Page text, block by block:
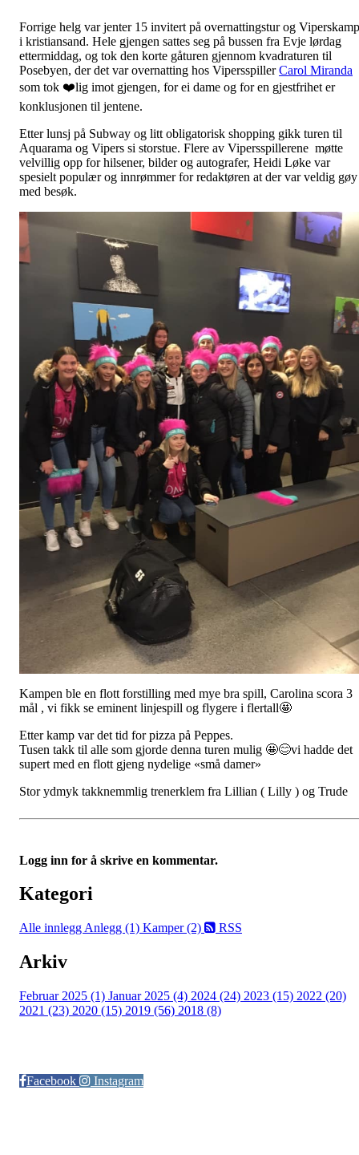
Forrige helg var jenter 15 invitert på overnattingstur og Viperskamp
i kristiansand. Hele gjengen sattes seg på bussen fra Evje lørdag
ettermiddag, og tok den korte gåturen gjennom kvadraturen til
Posebyen, der det var overnatting hos VipersspillerCarol Miranda
som tok ❤️lig imot gjengen, for ei dame og for en gjestfrihet er
konklusjonen til jentene.
Etter lunsj på Subway og litt obligatorisk shopping gikk turen til
Aquarama og Vipers si storstue. Flere av Vipersspillerene møtte
velvillig opp for hilsener, bilder og autografer, Heidi Løke var
spesielt populær og innrømmer for redaktøren at der var veldig gøy
med besøk.
Kampen ble en flott forstilling med mye bra spill, Carolina scora 3
mål , vi fikk se eminent linjespill og flygere i flertall🤩
Etter kamp var det tid for pizza på Peppes.
Tusen takk til alle som gjorde denna turen mulig 🤩😊vi hadde det
supert med en flott gjeng nydelige «små damer»
Stor ydmyk takknemmlig trenerklem fra Lillian ( Lilly ) og Trude
Logg inn for å skrive en kommentar.
Kategori
Alle innlegg Anlegg (1) Kamper (2) RSS
Arkiv
Februar 2025 (1) Januar 2025 (4) 2024 (24) 2023 (15) 2022 (20)
2021 (23) 2020 (15) 2019 (56) 2018 (8)
Facebook
Instagram